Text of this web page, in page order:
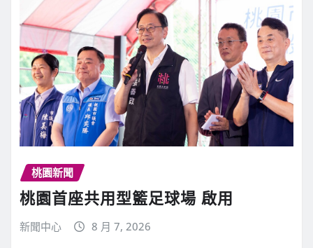
桃園新聞
桃園首座共用型籃足球場 啟用
新聞中心 8 月 7, 2026